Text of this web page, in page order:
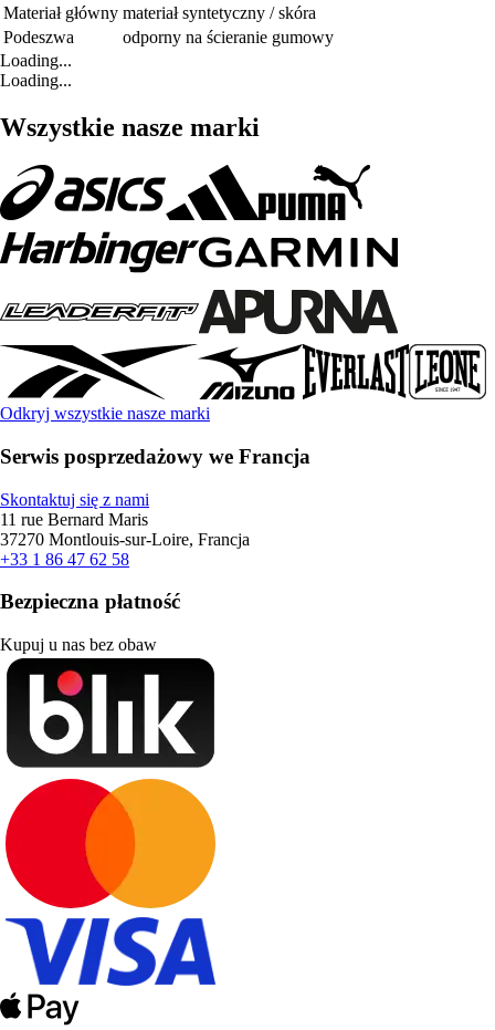
Materiał główny materiał syntetyczny / skóra
Podeszwa
odporny na ścieranie gumowy
Loading...
Loading...
Wszystkie nasze marki
Odkryj wszystkie nasze marki
Serwis posprzedażowy we Francja
Skontaktuj się z nami
11 rue Bernard Maris
37270 Montlouis-sur-Loire, Francja
+33 1 86 47 62 58
Bezpieczna płatność
Kupuj u nas bez obaw